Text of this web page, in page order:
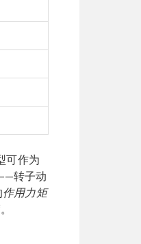
可作为
转子动
作用力矩